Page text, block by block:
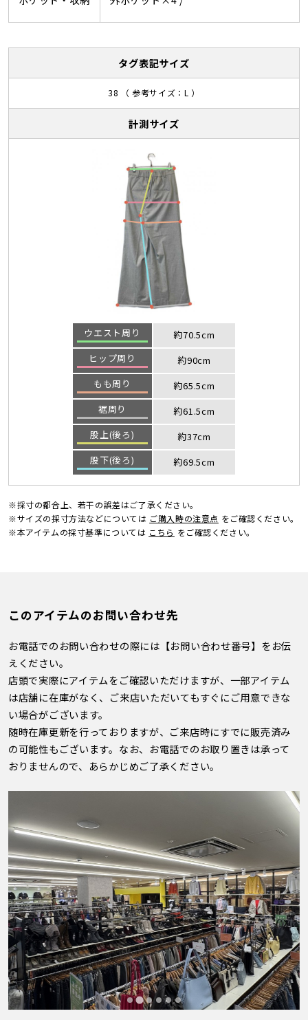
タグ表記サイズ
38 （ 参考サイズ：L ）
計測サイズ
ウエスト周り
約70.5cm
ヒップ周り
約90cm
もも周り
約65.5cm
裾周り
約61.5cm
股上(後ろ)
約37cm
股下(後ろ)
約69.5cm
※採寸の都合上、若干の誤差はご了承ください。
※サイズの採寸方法などについては ご購入時の注意点 をご確認ください。
※本アイテムの採寸基準については こちら をご確認ください。
このアイテムのお問い合わせ先
お電話でのお問い合わせの際には【お問い合わせ番号】をお伝
えください。
店頭で実際にアイテムをご確認いただけますが、一部アイテム
は店舗に在庫がなく、ご来店いただいてもすぐにご用意できな
い場合がございます。
随時在庫更新を行っておりますが、ご来店時にすでに販売済み
の可能性もございます。なお、お電話でのお取り置きは承って
おりませんので、あらかじめご了承ください。